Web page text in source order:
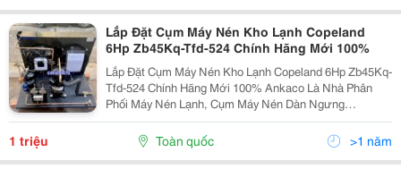
Lắp Đặt Cụm Máy Nén Kho Lạnh Copeland
6Hp Zb45Kq-Tfd-524 Chính Hãng Mới 100%
Lắp Đặt Cụm Máy Nén Kho Lạnh Copeland 6Hp Zb45Kq-
Tfd-524 Chính Hãng Mới 100% Ankaco Là Nhà Phân
Phối Máy Nén Lạnh, Cụm Máy Nén Dàn Ngưng
Copeland Công Suất Từ 3,3Hp Đến 12Hp Ứng Dụng
Trong Hệ Thống Lạnh Công Nghiệp, Kho Lạnh Nhiệt Độ
Sử Dụng Từ...
1 triệu Toàn quốc >1 năm